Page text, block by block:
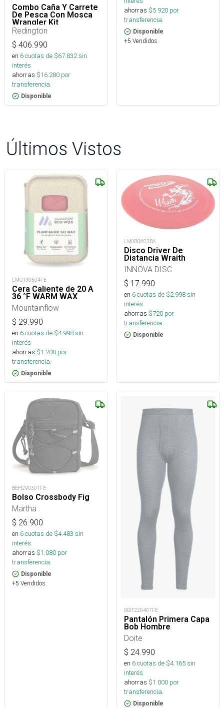
Combo Caña Y Carrete
De Pesca Con Mosca
Wrangler Kit
Redington
$ 406.990
en 6cuotas de $67.832sin
interés
ahorras $16.280 por
transferencia.
Disponible
ahorras $5.920 por
transferencia.
Disponible
+5 Vendidos
Últimos Vistos
LMO130504FE
Cera Caliente de 20 A
36 °F WARM WAX
Mountainflow
$ 29.990
en 6cuotas de $4.998sin
interés
ahorras $1.200 por
transferencia.
Disponible
LM080603BA
Disco Driver De
Distancia Wraith
INNOVA DISC
$ 17.990
en 6cuotas de $2.998sin
interés
ahorras $720 por
transferencia.
Disponible
BEH290301FE
Bolso Crossbody Fig
Martha
$ 26.900
en 6cuotas de $4.483 sin
interés
ahorras $1.080 por
transferencia.
Disponible
+5 Vendidos
DOIT220407FE
Pantalón Primera Capa
Bob Hombre
Doite
$ 24.990
en 6cuotas de $4.165sin
interés
ahorras $1.000 por
transferencia.
Disponible